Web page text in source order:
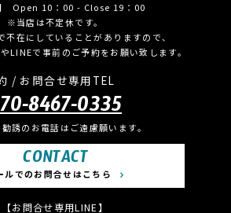
Open 10：00 - Close 19：00
※当店は不定休です。
在にしていることがありますので、
LINEで事前のご予約をお願い致します。
/ お問合せ専用TEL
8467-0335
誘のお電話はご遠慮願います。
CONTACT
ルでのお問合せはこちら
【お問合せ専用LINE】